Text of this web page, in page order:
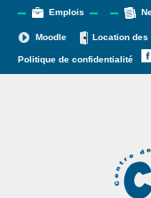
Emplois
Moodle Location des
Politique de confidentialité